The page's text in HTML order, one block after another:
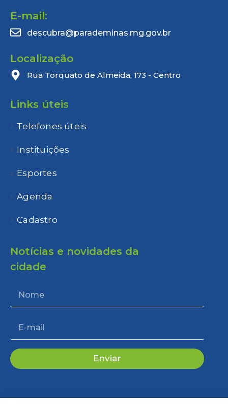
E-mail:
descubra@parademinas.mg.gov.br
Localização
Rua Torquato de Almeida, 173 - Centro
Links úteis
Telefones úteis
Instituições
Esportes
Agenda
Cadastro
Notícias e novidades da
cidade
Enviar